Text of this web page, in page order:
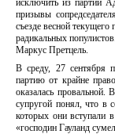
исключить из партии
призывы
съезде весной текущего
радикальных
Маркус Претцель.
В среду, 27 сентября
партию от крайне
оказалась провальной.
супругой понял, что в
которых они вступали
«господин Гауланд